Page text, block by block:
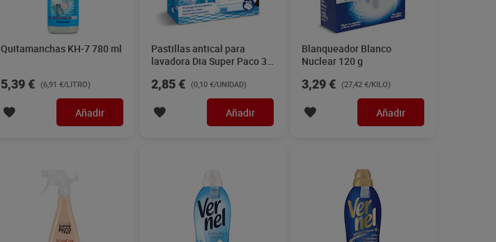
Quitamanchas KH-7 780 ml
5,39 € (6,91 €/LITRO)
Añadir
Pastillas antical para
lavadora Dia Super Paco 30
2,85 € (0,10 €/UNIDAD)
Añadir
Blanqueador Blanco
Nuclear 120 g
3,29 € (27,42 €/KILO)
Añadir